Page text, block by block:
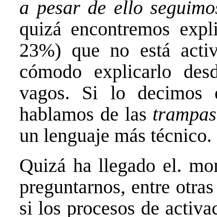
a pesar de ello
quizá encontremos
23%) que no está
cómodo explicarlo
vagos. Si lo decimos
hablamos de las
un lenguaje más técnico.
Quizá ha llegado el.
preguntarnos, entre
si los procesos de